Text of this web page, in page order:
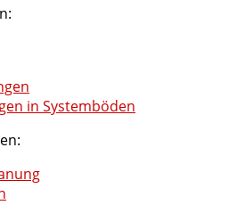
in Systemböden